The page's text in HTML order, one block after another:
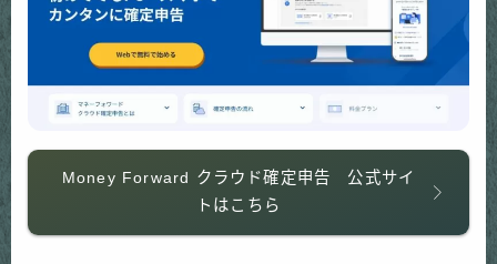
Money Forward クラウド確定申告 公式サイ
トはこちら